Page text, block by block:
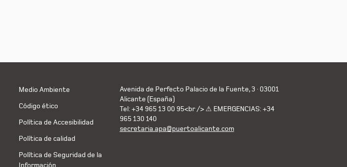
Medio Ambiente
Código ético
Política de Accesibilidad
Política de calidad
Política de Seguridad de la
Información
Avenida de Perfecto Palacio de la Fuente, 3 · 03001
Alicante (España)
Tel: +34 965 13 00 95<br /> ⚠ EMERGENCIAS: +34
965 130 140
secretaria.apa@puertoalicante.com